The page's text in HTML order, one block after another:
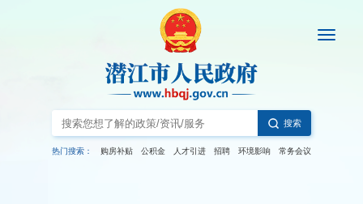
搜索
热门搜索： 购房补贴 公积金 人才引进 招聘 环境影响 常务会议